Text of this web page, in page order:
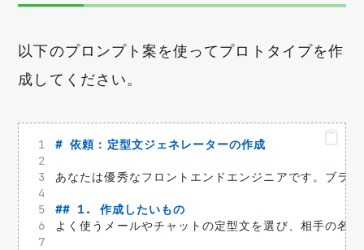
以下のプロンプト案を使ってプロトタイプを作
成してください。
# 依頼：定型文ジェネレーターの作成
あなたは優秀なフロントエンドエンジニアです。ブラ
## 1. 作成したいもの
よく使うメールやチャットの定型文を選び、相手の名